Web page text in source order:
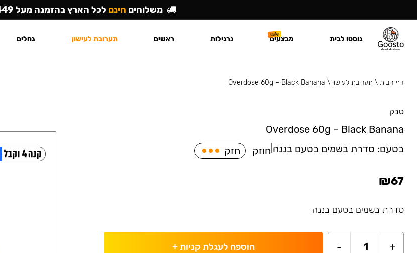
דף הבית\ תערובת לעישון \
Overdose 60g – Black Banana
טבק
Overdose 60g – Black Banana
בטעם: סדרת בשמים בטעם בננה חוזק חזק
₪67
סדרת בשמים בטעם בננה
+
1
- הוספה לעגלת קניות+
משלוחים חינם לכל הארץ בהזמנה מעל ₪449
גוסטו לבית מבצעים נרגילות ראשים תערובת לעישון גחלים